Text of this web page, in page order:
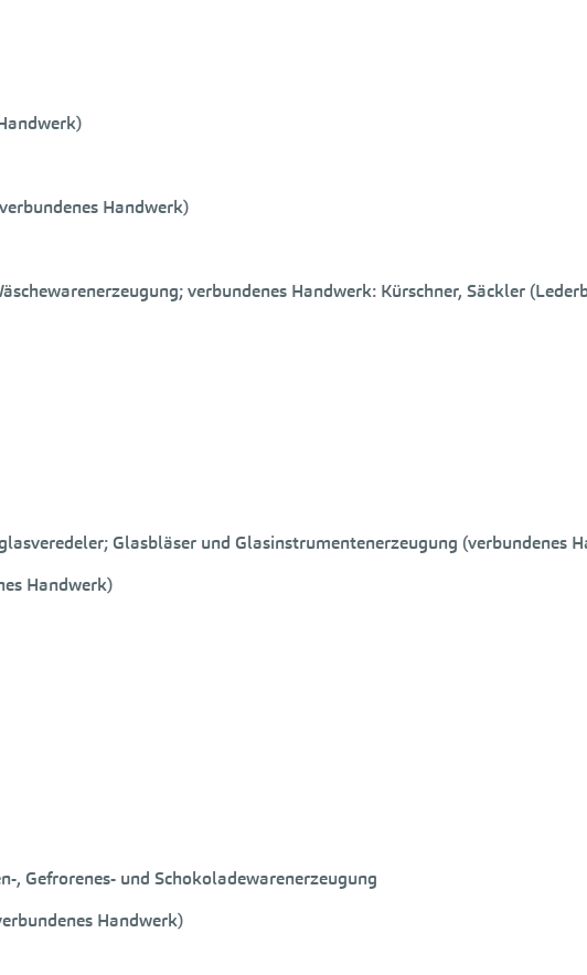
Handwerk)
verbundenes Handwerk: Kürschner, Säckler
Glasbläser und Glasinstrumentenerzeugung (verbundenes
Handwerk)
Gefrorenes- und Schokoladewarenerzeugung
Handwerk)